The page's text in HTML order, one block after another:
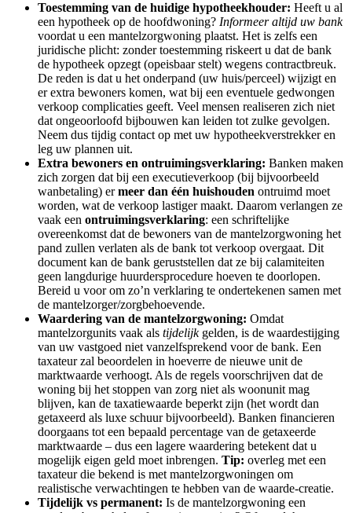
Toestemming van de huidige hypotheekhouder: Heeft u al
een hypotheek op de hoofdwoning? Informeer altijd uw bank
voordat u een mantelzorgwoning plaatst. Het is zelfs een
juridische plicht: zonder toestemming riskeert u dat de bank
de hypotheek opzegt (opeisbaar stelt) wegens contractbreuk.
De reden is dat u het onderpand (uw huis/perceel) wijzigt en
er extra bewoners komen, wat bij een eventuele gedwongen
verkoop complicaties geeft. Veel mensen realiseren zich niet
dat ongeoorloofd bijbouwen kan leiden tot zulke gevolgen.
Neem dus tijdig contact op met uw hypotheekverstrekker en
leg uw plannen uit.
Extra bewoners en ontruimingsverklaring: Banken maken
zich zorgen dat bij een executieverkoop (bij bijvoorbeeld
wanbetaling) ermeer dan één huishouden ontruimd moet
worden, wat de verkoop lastiger maakt. Daarom verlangen ze
vaak een ontruimingsverklaring: een schriftelijke
overeenkomst dat de bewoners van de mantelzorgwoning het
pand zullen verlaten als de bank tot verkoop overgaat. Dit
document kan de bank geruststellen dat ze bij calamiteiten
geen langdurige huurdersprocedure hoeven te doorlopen.
Bereid u voor om zo’n verklaring te ondertekenen samen met
de mantelzorger/zorgbehoevende.
Waardering van de mantelzorgwoning: Omdat
mantelzorgunits vaak als tijdelijkgelden, is de waardestijging
van uw vastgoed niet vanzelfsprekend voor de bank. Een
taxateur zal beoordelen in hoeverre de nieuwe unit de
marktwaarde verhoogt. Als de regels voorschrijven dat de
woning bij het stoppen van zorg niet als woonunit mag
blijven, kan de taxatiewaarde beperkt zijn (het wordt dan
getaxeerd als luxe schuur bijvoorbeeld). Banken financieren
doorgaans tot een bepaald percentage van de getaxeerde
marktwaarde – dus een lagere waardering betekent dat u
mogelijk eigen geld moet inbrengen. Tip: overleg met een
taxateur die bekend is met mantelzorgwoningen om
realistische verwachtingen te hebben van de waarde-creatie.
Tijdelijk vs permanent: Is de mantelzorgwoning een